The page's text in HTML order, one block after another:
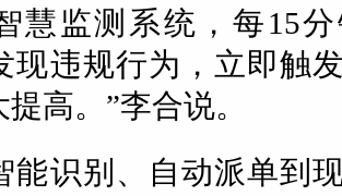
慧监测系统，每15
现违规行为，立即触
高。”李合说。
识别、自动派单到现